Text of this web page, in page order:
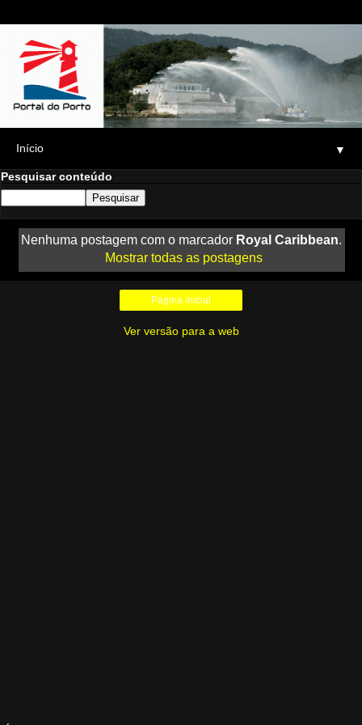
▼
Pesquisar conteúdo
Nenhuma postagem com o marcador Royal Caribbean.
Mostrar todas as postagens
Página inicial
Ver versão para a web